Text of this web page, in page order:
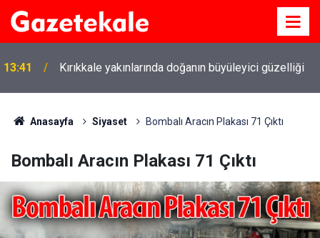
13:41 Kırıkkale yakınlarında doğanın büyüleyici güzelliği
Anasayfa Siyaset Bombalı Aracın Plakası 71 Çıktı
Bombalı Aracın Plakası 71 Çıktı